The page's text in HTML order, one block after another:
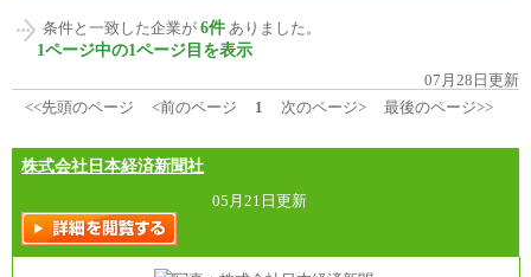
条件と一致した企業が 6件 ありました。
1ページ中の1ページ目を表示
07月28日更新
<<先頭のページ
<前のページ 1 次のページ> 最後のページ>>
株式会社日本経済新聞社
05月21日更新